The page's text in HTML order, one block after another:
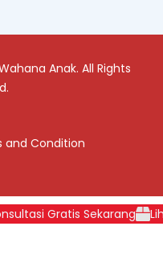
Anak. All Rights
and Condition
Gratis Sekarang